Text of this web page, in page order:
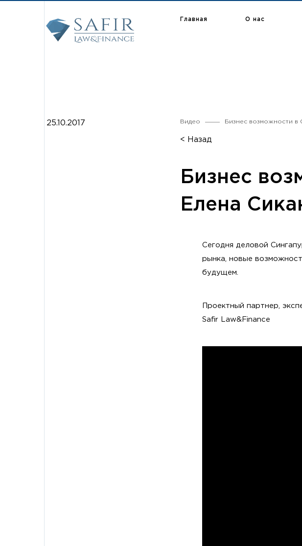
Главная О нас
25.10.2017 Видео Бизнес возможности в
< Назад
Бизнес
Елена
Сегодня деловой
рынка, новые
будущем.
Проектный партнер,
Safir Law&Finance